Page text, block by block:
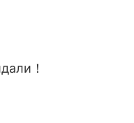
！